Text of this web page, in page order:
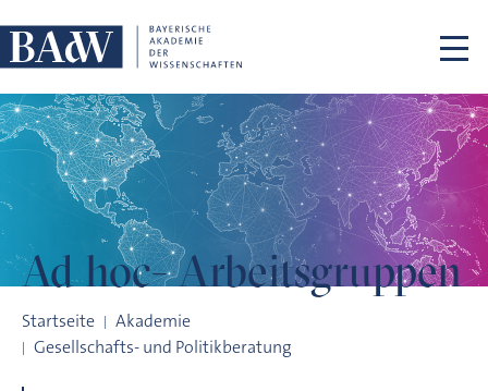
Ad hoc- Arbeitsgruppen
Startseite
Akademie
Gesellschafts- und Politikberatung